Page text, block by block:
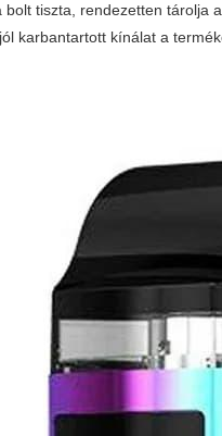
tiszta, rendezetten tárolja
karbantartott kínálat a